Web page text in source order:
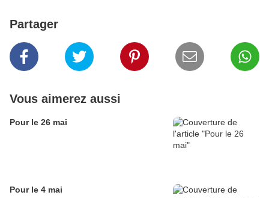
Partager
Vous aimerez aussi
Pour le 26 mai
Pour le 4 mai